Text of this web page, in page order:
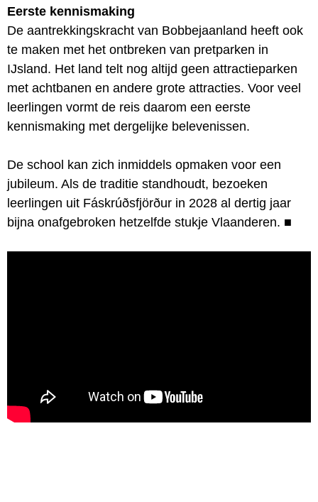
Eerste kennismaking
De aantrekkingskracht van Bobbejaanland heeft ook
te maken met het ontbreken van pretparken in
IJsland. Het land telt nog altijd geen attractieparken
met achtbanen en andere grote attracties. Voor veel
leerlingen vormt de reis daarom een eerste
kennismaking met dergelijke belevenissen.
De school kan zich inmiddels opmaken voor een
jubileum. Als de traditie standhoudt, bezoeken
leerlingen uit Fáskrúðsfjörður in 2028 al dertig jaar
bijna onafgebroken hetzelfde stukje Vlaanderen. ■